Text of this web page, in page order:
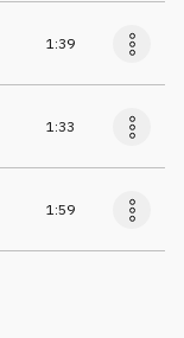
1:39
1:33
1:59